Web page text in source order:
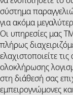
σύστημα
για ακόμα
Οι υπηρεσίες μας
πλήρως
ελαχιστοποιείτε
ολοκλήρωσης
στη διάθεσή σας
εμπειρογνώμονες